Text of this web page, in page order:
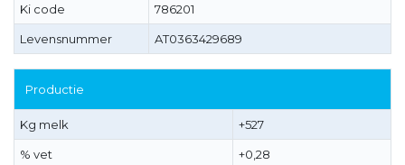
Ki code 786201
Levensnummer AT0363429689
Productie
Kg melk +527
% vet +0,28